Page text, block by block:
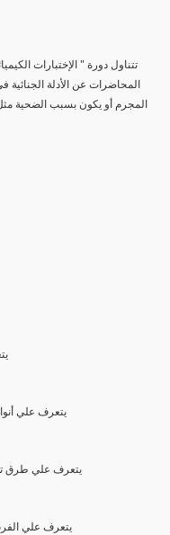
تتناول دورة " الإختبارات
المحاضرات عن الأدلة الجنائية
المجرم أو يكون بسبب الضحية مثل
(3) يتعرف علي
(4) يتعرف علي طرق
(5) يتعرف علي